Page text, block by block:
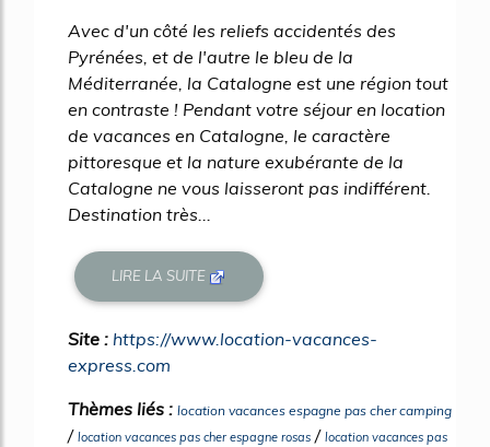
Avec d'un côté les reliefs accidentés des
Pyrénées, et de l'autre le bleu de la
Méditerranée, la Catalogne est une région tout
en contraste ! Pendant votre séjour en location
de vacances en Catalogne, le caractère
pittoresque et la nature exubérante de la
Catalogne ne vous laisseront pas indifférent.
Destination très...
LIRE LA SUITE
Site : https://www.location-vacances-
express.com
Thèmes liés : location vacances espagne pas cher camping
/ location vacances pas cher espagne rosas / location vacances pas